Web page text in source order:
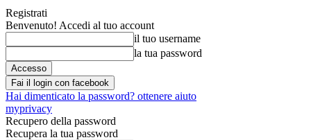
Registrati
Benvenuto! Accedi al tuo account
il tuo username
la tua password
Fai il login con facebook
Hai dimenticato la password? ottenere aiuto
myprivacy
Recupero della password
Recupera la tua password